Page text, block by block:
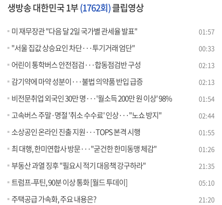
생방송 대한민국 1부(1762회)클립영상
미 재무장관 "다음 달 2일 국가별 관세율 발표" 01:57
"서울 집값 상승요인 차단···투기거래 엄단" 00:33
어린이 통학버스 안전점검···합동점검반 구성 02:13
감기약에 마약 성분이···불법 의약품 반입 급증 02:13
비전문취업 외국인 30만 명···'월소득 200만 원 이상' 98% 01:54
고속버스 주말·명절 '취소 수수료' 인상···"노쇼 방지" 02:44
소상공인 온라인 진출 지원···TOPS 본격 시행 01:55
최 대행, 한미연합사 방문···"굳건한 한미동맹 체감" 01:26
부동산 과열 징후 "필요시 적기 대응책 강구하라" 21:35
트럼프-푸틴, 90분 이상 통화 [월드 투데이] 05:10
주택공급 가속화, 주요 내용은? 21:20